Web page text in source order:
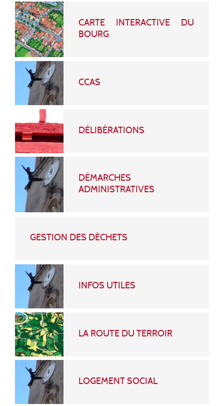
CARTE INTERACTIVE DU
BOURG
CCAS
DÉLIBÉRATIONS
DÉMARCHES
ADMINISTRATIVES
GESTION DES DÉCHETS
INFOS UTILES
LA ROUTE DU TERROIR
LOGEMENT SOCIAL